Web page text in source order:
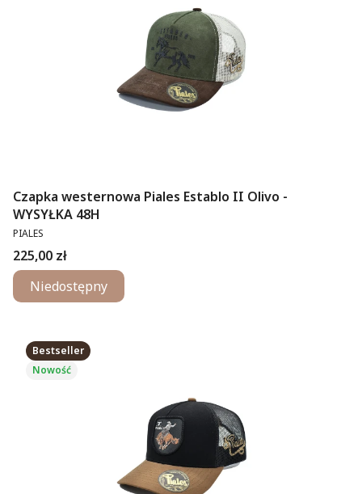
Czapka westernowa Piales Establo II Olivo -
WYSYŁKA 48H
PRODUCENT
PIALES
Cena
225,00 zł
Niedostępny
Bestseller
Nowość